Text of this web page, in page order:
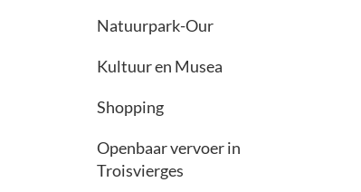
Natuurpark-Our
Kultuur en Musea
Shopping
Openbaar vervoer in
Troisvierges